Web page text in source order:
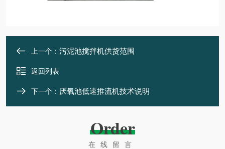
上一个： 污泥池搅拌机供货范围
返回列表
下一个： 厌氧池低速推流机技术说明
Order
在线留言